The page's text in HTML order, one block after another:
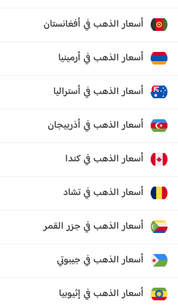
أسعار الذهب في أفغانستان
أسعار الذهب في أرمينيا
أسعار الذهب في أستراليا
أسعار الذهب في أذربيجان
أسعار الذهب في كندا
أسعار الذهب في تشاد
أسعار الذهب في جزر القمر
أسعار الذهب في جيبوتي
أسعار الذهب في إثيوبيا